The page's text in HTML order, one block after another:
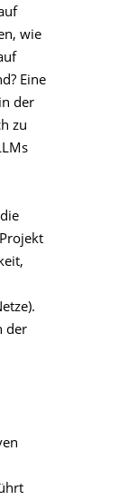
wie
Eine
der
zu
der